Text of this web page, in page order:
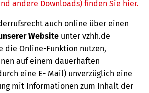
andere Downloads) finden Sie hier.
auch online über einen
Website unter vzhh.de
die Online-Funktion nutzen,
auf einem dauerhaften
eine E- Mail) unverzüglich eine
mit Informationen zum Inhalt der